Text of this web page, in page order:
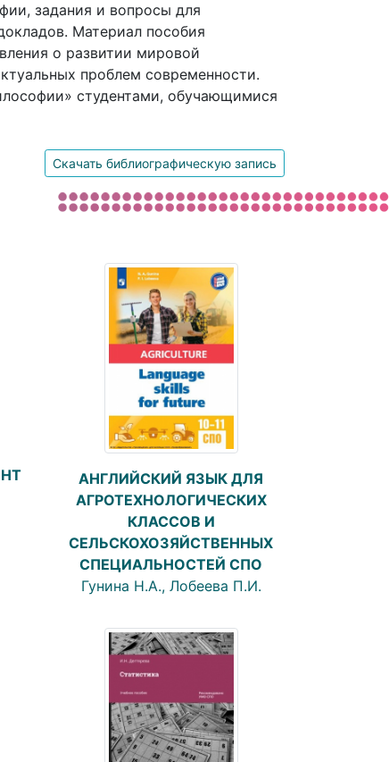
задания и вопросы для
Материал пособия
о развитии мировой
проблем современности.
студентами, обучающимися
Скачать библиографическую запись
АНГЛИЙСКИЙ ЯЗЫК ДЛЯ
АГРОТЕХНОЛОГИЧЕСКИХ
КЛАССОВ И
СЕЛЬСКОХОЗЯЙСТВЕННЫХ
СПЕЦИАЛЬНОСТЕЙ СПО
Гунина Н.А., Лобеева П.И.